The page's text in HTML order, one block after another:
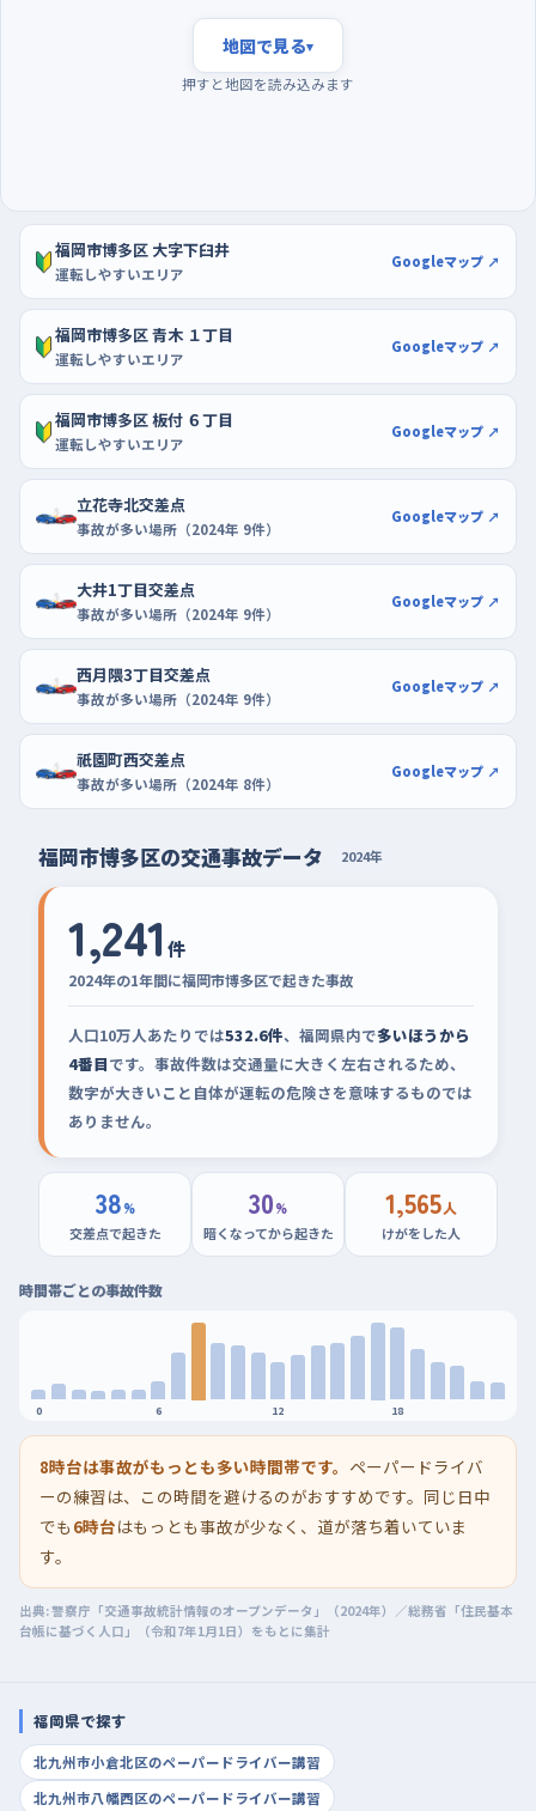
時間は車の数がぐっと減るので、最初の数回はその時間に走ると
落ち着いて練習できる。曜日でいうと週の後半は平日の中でも車
しを試せるから、バックでまっすぐ入れる感覚をここで作ってしま
おう。
地図で見る▾
押すと地図を読み込みます
福岡市博多区 大字下臼井
運転しやすいエリア
Googleマップ ↗
福岡市博多区 青木 １丁目
運転しやすいエリア
Googleマップ ↗
福岡市博多区 板付 ６丁目
運転しやすいエリア
Googleマップ ↗
立花寺北交差点
事故が多い場所（2024年 9件）
Googleマップ ↗
大井1丁目交差点
事故が多い場所（2024年 9件）
Googleマップ ↗
西月隈3丁目交差点
事故が多い場所（2024年 9件）
Googleマップ ↗
祇園町西交差点
事故が多い場所（2024年 8件）
Googleマップ ↗
福岡市博多区の交通事故データ 2024年
1,241 件
2024年の1年間に福岡市博多区で起きた事故
人口10万人あたりでは532.6件、福岡県内で多いほうから
4番目です。事故件数は交通量に大きく左右されるため、
数字が大きいこと自体が運転の危険さを意味するものでは
ありません。
38%
交差点で起きた
30%
暗くなってから起きた
1,565人
けがをした人
時間帯ごとの事故件数
0 6 12 18
8時台は事故がもっとも多い時間帯です。 ペーパードライバ
ーの練習は、この時間を避けるのがおすすめです。同じ日中
でも 6時台はもっとも事故が少なく、道が落ち着いていま
す。
出典: 警察庁「交通事故統計情報のオープンデータ」（2024年）／総務省「住民基本
台帳に基づく人口」（令和7年1月1日）をもとに集計
福岡県で探す
北九州市小倉北区のペーパードライバー講習
北九州市八幡西区のペーパードライバー講習